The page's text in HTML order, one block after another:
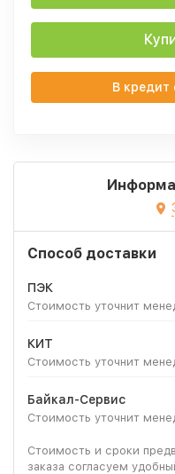
В
Способ доставки
ПЭК
Стоимость уточнит
КИТ
Стоимость уточнит
Байкал-Сервис
Стоимость уточнит
Стоимость и сроки
заказа согласуем